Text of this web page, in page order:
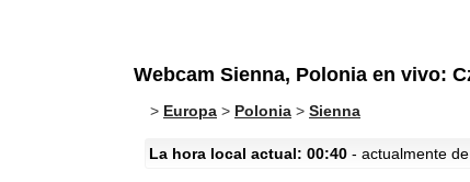
Webcam Sienna, Polonia en vivo:
> Europa > Polonia > Sienna
La hora local actual: 00:40 - actualmente